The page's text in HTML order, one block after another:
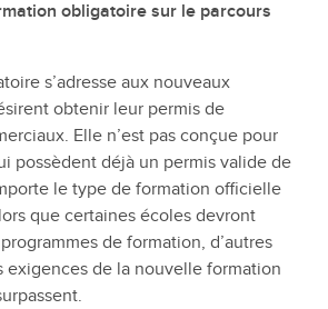
obligatoire sur le parcours
s’adresse aux nouveaux
obtenir leur permis de
Elle n’est pas conçue pour
possèdent déjà un permis valide de
le type de formation officielle
que certaines écoles devront
de formation, d’autres
exigences de la nouvelle formation